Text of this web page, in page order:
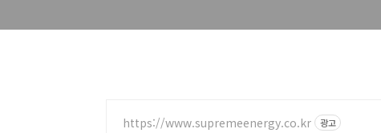
https://www.supremeenergy.co.kr 광고